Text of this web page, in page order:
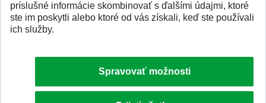
príslušné informácie skombinovať s ďalšími údajmi, ktoré
ste im poskytli alebo ktoré od vás získali, keď ste používali
ich služby.
Spravovať možnosti